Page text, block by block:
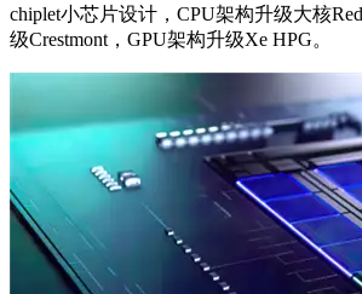
chiplet小芯片设计，CPU架构升级大核
级Crestmont，GPU架构升级Xe HPG。